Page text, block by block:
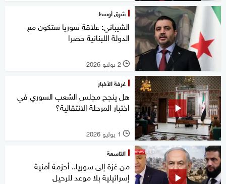
شرق أوسط
الشيباني: علاقة سوريا ستكون مع
الدولة اللبنانية حصرا
l 2 يوليو 2026
غرفة الأخبار
هل ينجح مجلس الشعب السوري في
اختبار المرحلة الانتقالية؟
l 1 يوليو 2026
التاسعة
من غزة إلى سوريا.. أحزمة أمنية
إسرائيلية بلا موعد للرحيل